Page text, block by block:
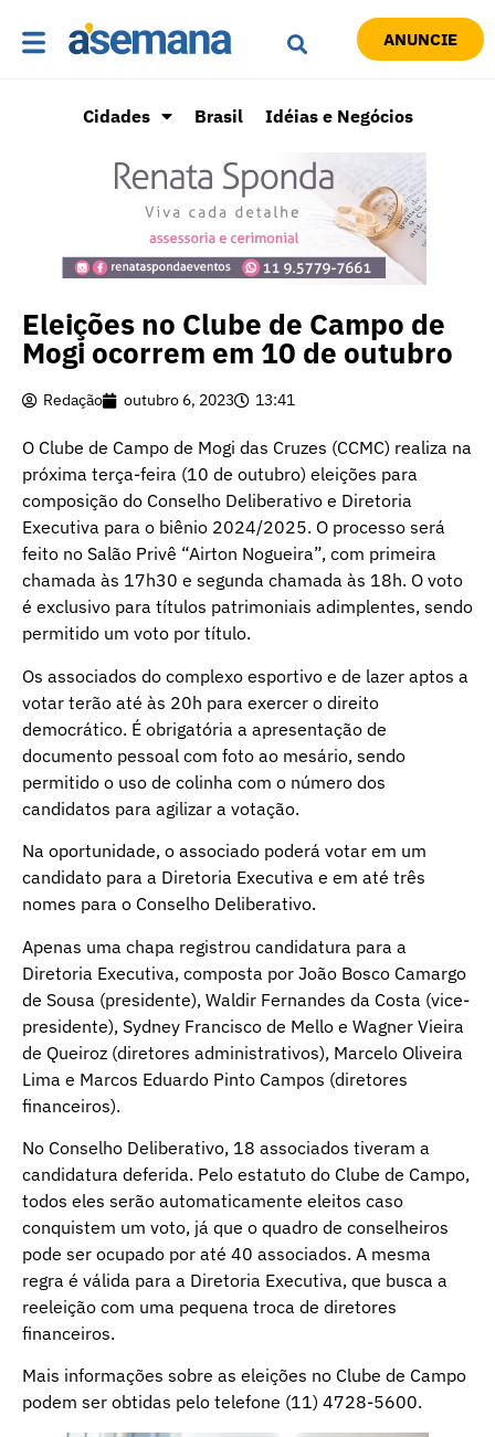
ANUNCIE
Cidades Brasil Idéias e Negócios
Eleições no Clube de Campo de
Mogi ocorrem em 10 de outubro
Redação outubro 6, 2023 13:41
O Clube de Campo de Mogi das Cruzes (CCMC) realiza na
próxima terça-feira (10 de outubro) eleições para
composição do Conselho Deliberativo e Diretoria
Executiva para o biênio 2024/2025. O processo será
feito no Salão Privê “Airton Nogueira”, com primeira
chamada às 17h30 e segunda chamada às 18h. O voto
é exclusivo para títulos patrimoniais adimplentes, sendo
permitido um voto por título.
Os associados do complexo esportivo e de lazer aptos a
votar terão até às 20h para exercer o direito
democrático. É obrigatória a apresentação de
documento pessoal com foto ao mesário, sendo
permitido o uso de colinha com o número dos
candidatos para agilizar a votação.
Na oportunidade, o associado poderá votar em um
candidato para a Diretoria Executiva e em até três
nomes para o Conselho Deliberativo.
Apenas uma chapa registrou candidatura para a
Diretoria Executiva, composta por João Bosco Camargo
de Sousa (presidente), Waldir Fernandes da Costa (vice-
presidente), Sydney Francisco de Mello e Wagner Vieira
de Queiroz (diretores administrativos), Marcelo Oliveira
Lima e Marcos Eduardo Pinto Campos (diretores
financeiros).
No Conselho Deliberativo, 18 associados tiveram a
candidatura deferida. Pelo estatuto do Clube de Campo,
todos eles serão automaticamente eleitos caso
conquistem um voto, já que o quadro de conselheiros
pode ser ocupado por até 40 associados. A mesma
regra é válida para a Diretoria Executiva, que busca a
reeleição com uma pequena troca de diretores
financeiros.
Mais informações sobre as eleições no Clube de Campo
podem ser obtidas pelo telefone (11) 4728-5600.